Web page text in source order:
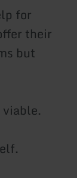
for
their
but